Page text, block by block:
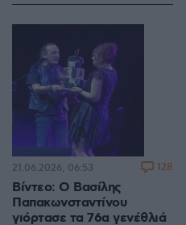
Βίντεο: Ο Βασίλης
Παπακωνσταντίνου
γιόρτασε τα 76α γενέθλιά
21.06.2026, 06:53 128